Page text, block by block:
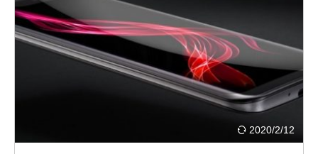
2020/2/12